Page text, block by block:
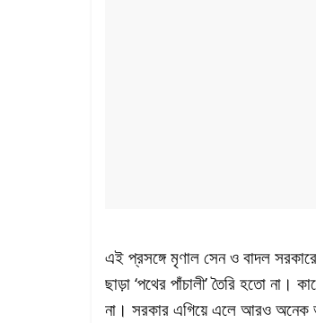
এই প্রসঙ্গে মৃণাল সেন ও বাদল
ছাড়া ‘পথের পাঁচালী’ তৈরি হতো না।
না। সরকার এগিয়ে এলে আরও অনেক